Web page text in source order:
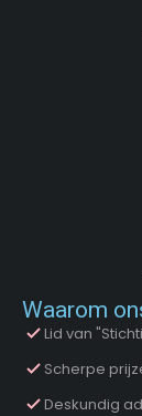
Waarom
Lid van
Scherpe
Deskundig